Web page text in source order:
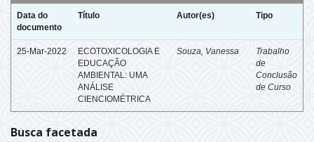
Data do
documento
Título Autor(es) Tipo
25-Mar-2022
ECOTOXICOLOGIA E
EDUCAÇÃO
AMBIENTAL: UMA
ANÁLISE
CIENCIOMÉTRICA
Souza, Vanessa
Trabalho
de
Conclusão
de Curso
Busca facetada